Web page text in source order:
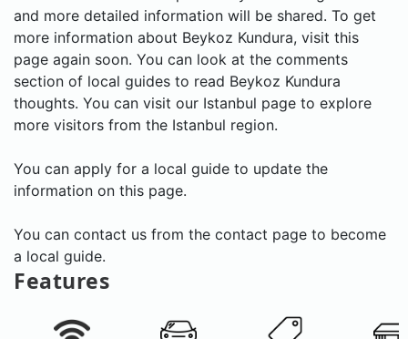
and more detailed information will be shared. To get
more information about Beykoz Kundura, visit this
page again soon. You can look at the comments
section of local guides to read Beykoz Kundura
thoughts. You can visit our Istanbul page to explore
more visitors from the Istanbul region.
You can apply for a local guide to update the
information on this page.
You can contact us from the contact page to become
a local guide.
Features